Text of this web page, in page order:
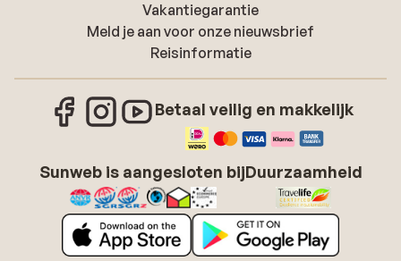
Vakantiegarantie
Meld je aan voor onze nieuwsbrief
Reisinformatie
Betaal veilig en makkelijk
Sunweb is aangesloten bijDuurzaamheid